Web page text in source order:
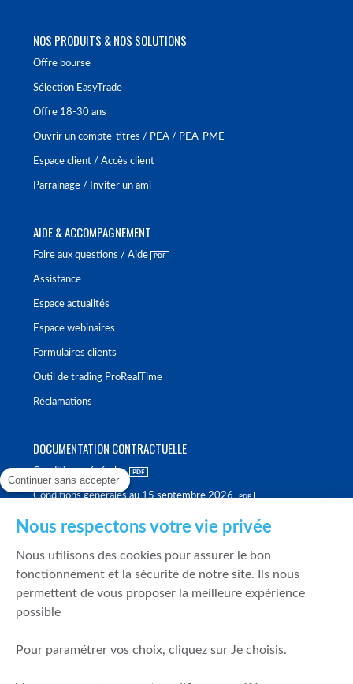
NOS PRODUITS & NOS SOLUTIONS
Offre bourse
Sélection EasyTrade
Offre 18-30 ans
Ouvrir un compte-titres / PEA / PEA-PME
Espace client / Accès client
Parrainage / Inviter un ami
AIDE & ACCOMPAGNEMENT
Foire aux questions / Aide
Assistance
Espace actualités
Espace webinaires
Formulaires clients
Outil de trading ProRealTime
Réclamations
DOCUMENTATION CONTRACTUELLE
Conditions générales
Conditions générales au 15 septembre 2026
Politique de meilleure sélection
Politique de durabilité
Fonds de garantie des dépôts et de résolution
Continuer sans accepter
Nous respectons votre vie privée
Nous utilisons des cookies pour assurer le bon
fonctionnement et la sécurité de notre site. Ils nous
permettent de vous proposer la meilleure expérience
possible
Pour paramétrer vos choix, cliquez sur Je choisis.